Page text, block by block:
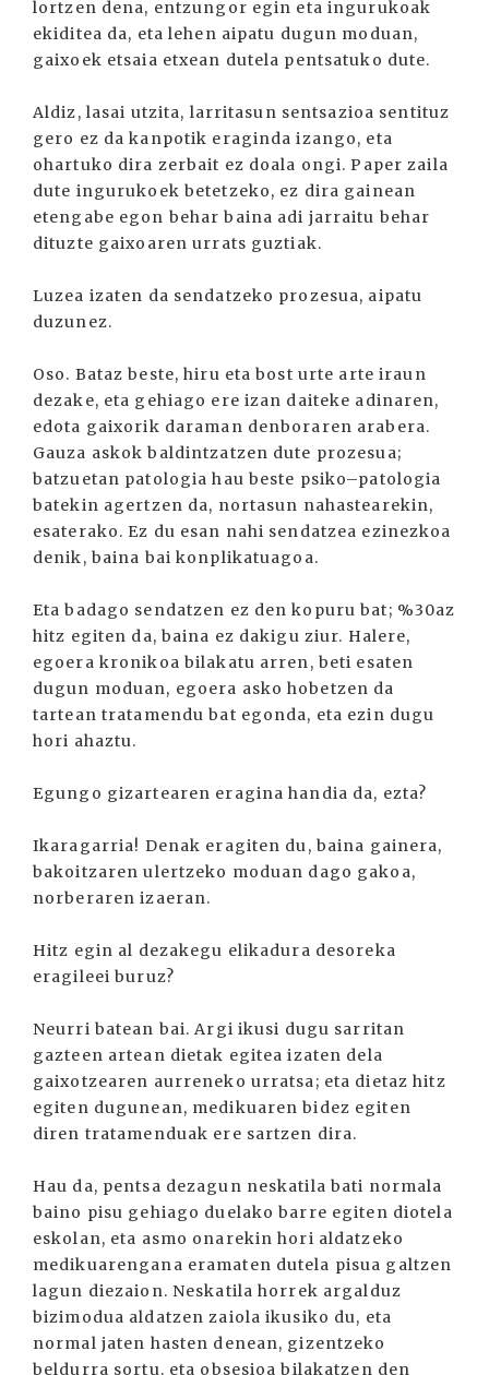
lortzen dena, entzungor egin eta ingurukoak
ekiditea da, eta lehen aipatu dugun moduan,
gaixoek etsaia etxean dutela pentsatuko dute.
Aldiz, lasai utzita, larritasun sentsazioa sentituz
gero ez da kanpotik eraginda izango, eta
ohartuko dira zerbait ez doala ongi. Paper zaila
dute ingurukoek betetzeko, ez dira gainean
etengabe egon behar baina adi jarraitu behar
dituzte gaixoaren urrats guztiak.
Luzea izaten da sendatzeko prozesua, aipatu
duzunez.
Oso. Bataz beste, hiru eta bost urte arte iraun
dezake, eta gehiago ere izan daiteke adinaren,
edota gaixorik daraman denboraren arabera.
Gauza askok baldintzatzen dute prozesua;
batzuetan patologia hau beste psiko–patologia
batekin agertzen da, nortasun nahastearekin,
esaterako. Ez du esan nahi sendatzea ezinezkoa
denik, baina bai konplikatuagoa.
Eta badago sendatzen ez den kopuru bat; %30az
hitz egiten da, baina ez dakigu ziur. Halere,
egoera kronikoa bilakatu arren, beti esaten
dugun moduan, egoera asko hobetzen da
tartean tratamendu bat egonda, eta ezin dugu
hori ahaztu.
Egungo gizartearen eragina handia da, ezta?
Ikaragarria! Denak eragiten du, baina gainera,
bakoitzaren ulertzeko moduan dago gakoa,
norberaren izaeran.
Hitz egin al dezakegu elikadura desoreka
eragileei buruz?
Neurri batean bai. Argi ikusi dugu sarritan
gazteen artean dietak egitea izaten dela
gaixotzearen aurreneko urratsa; eta dietaz hitz
egiten dugunean, medikuaren bidez egiten
diren tratamenduak ere sartzen dira.
Hau da, pentsa dezagun neskatila bati normala
baino pisu gehiago duelako barre egiten diotela
eskolan, eta asmo onarekin hori aldatzeko
medikuarengana eramaten dutela pisua galtzen
lagun diezaion. Neskatila horrek argalduz
bizimodua aldatzen zaiola ikusiko du, eta
normal jaten hasten denean, gizentzeko
beldurra sortu, eta obsesioa bilakatzen den